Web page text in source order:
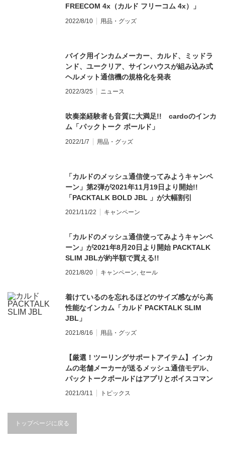
FREECOM 4x（カルド フリーコム 4x）」
2022/8/10 用品・グッズ
バイク用インカムメーカー、カルド、ミッドラ
ンド、ユークリア、サインハウスが組み込み式
ヘルメット通信機の規格化を発表
2022/3/25 ニュース
吹奏楽経験者も音質に大満足!! cardoのインカ
ム「パックトーク ボールド」
2022/1/7 用品・グッズ
「カルドのメッシュ通信使ってみようキャンペ
ーン」第2弾が2021年11月19日より開始!!
「PACKTALK BOLD JBL 」が大幅割引
2021/11/22 キャンペーン
「カルドのメッシュ通信使ってみようキャンペ
ーン」が2021年8月20日より開始 PACKTALK
SLIM JBLが約半額で買える!!
2021/8/20 キャンペーン, セール
着けているのを忘れるほどのサイズ感ながら高
性能なインカム「カルド PACKTALK SLIM
JBL」
2021/8/16 用品・グッズ
【厳選！ツーリングサポートアイテム】インカ
ムの老舗メーカーが送るメッシュ通信モデル、
パックトークボールドはアプリとボイスコマン
ドで誰でも簡単に使える！
2021/3/11 トピックス
トップページに戻る